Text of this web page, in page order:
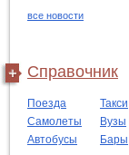
все новости
Справочник
Поезда Такси
Самолеты
Вузы
Автобусы
Бары